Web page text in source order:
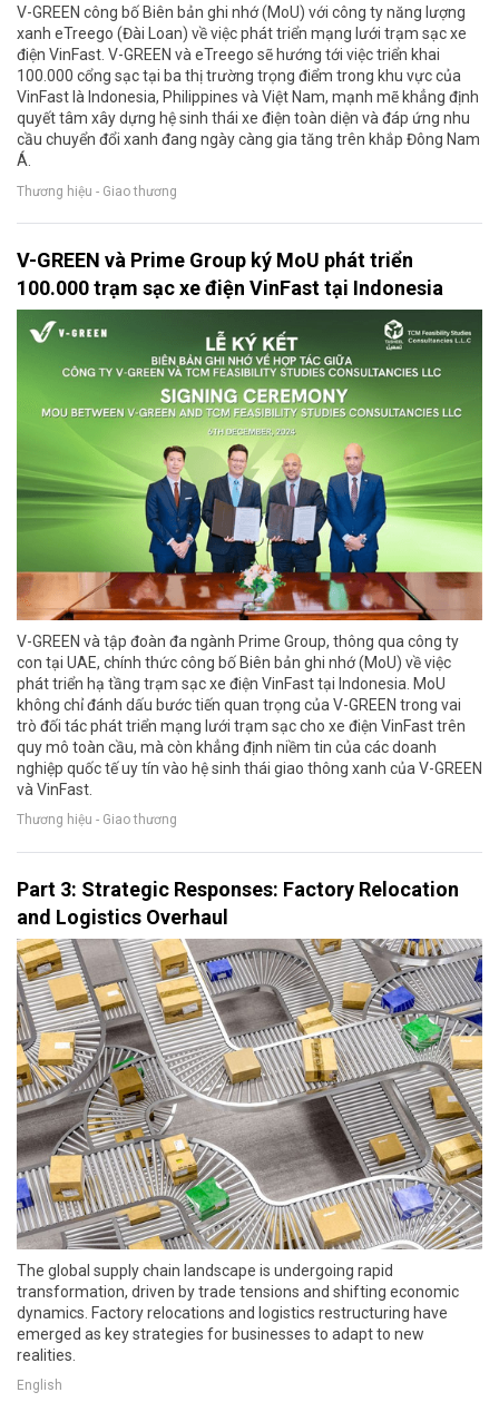
V-GREEN công bố Biên bản ghi nhớ (MoU) với công ty năng lượng
xanh eTreego (Đài Loan) về việc phát triển mạng lưới trạm sạc xe
điện VinFast. V-GREEN và eTreego sẽ hướng tới việc triển khai
100.000 cổng sạc tại ba thị trường trọng điểm trong khu vực của
VinFast là Indonesia, Philippines và Việt Nam, mạnh mẽ khẳng định
quyết tâm xây dựng hệ sinh thái xe điện toàn diện và đáp ứng nhu
cầu chuyển đổi xanh đang ngày càng gia tăng trên khắp Đông Nam
Á.
Thương hiệu - Giao thương
V-GREEN và Prime Group ký MoU phát triển
100.000 trạm sạc xe điện VinFast tại Indonesia
V-GREEN và tập đoàn đa ngành Prime Group, thông qua công ty
con tại UAE, chính thức công bố Biên bản ghi nhớ (MoU) về việc
phát triển hạ tầng trạm sạc xe điện VinFast tại Indonesia. MoU
không chỉ đánh dấu bước tiến quan trọng của V-GREEN trong vai
trò đối tác phát triển mạng lưới trạm sạc cho xe điện VinFast trên
quy mô toàn cầu, mà còn khẳng định niềm tin của các doanh
nghiệp quốc tế uy tín vào hệ sinh thái giao thông xanh của V-GREEN
và VinFast.
Thương hiệu - Giao thương
Part 3: Strategic Responses: Factory Relocation
and Logistics Overhaul
The global supply chain landscape is undergoing rapid
transformation, driven by trade tensions and shifting economic
dynamics. Factory relocations and logistics restructuring have
emerged as key strategies for businesses to adapt to new
realities.
English